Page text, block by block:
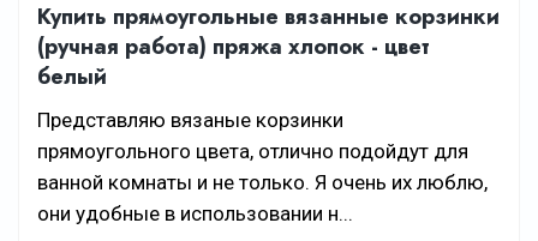
Купить прямоугольные вязанные корзинки
(ручная работа) пряжа хлопок - цвет
белый
Представляю вязаные корзинки
прямоугольного цвета, отлично подойдут для
ванной комнаты и не только. Я очень их люблю,
они удобные в использовании н...